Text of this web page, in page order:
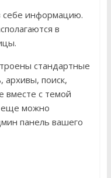
себе информацию.
в
стандартные
архивы, поиск,
вместе с темой
еще можно
панель вашего